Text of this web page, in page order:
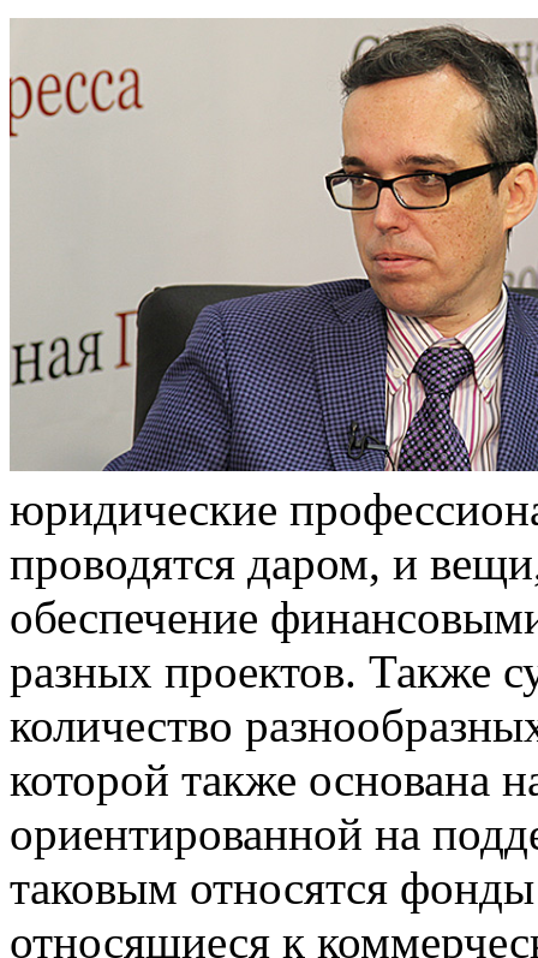
юридические
проводятся даром, и
обеспечение
разных проектов. Также
количество
которой также основана
ориентированной на
таковым относятся
относящиеся к